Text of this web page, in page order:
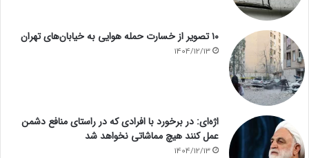
۱۰ تصویر از خسارت حمله هوایی به خیابان‌های تهران
1404/12/13
اژه‌ای: در برخورد با افرادی که در راستای منافع دشمن
عمل کنند هیچ مماشاتی نخواهد شد
1404/12/13